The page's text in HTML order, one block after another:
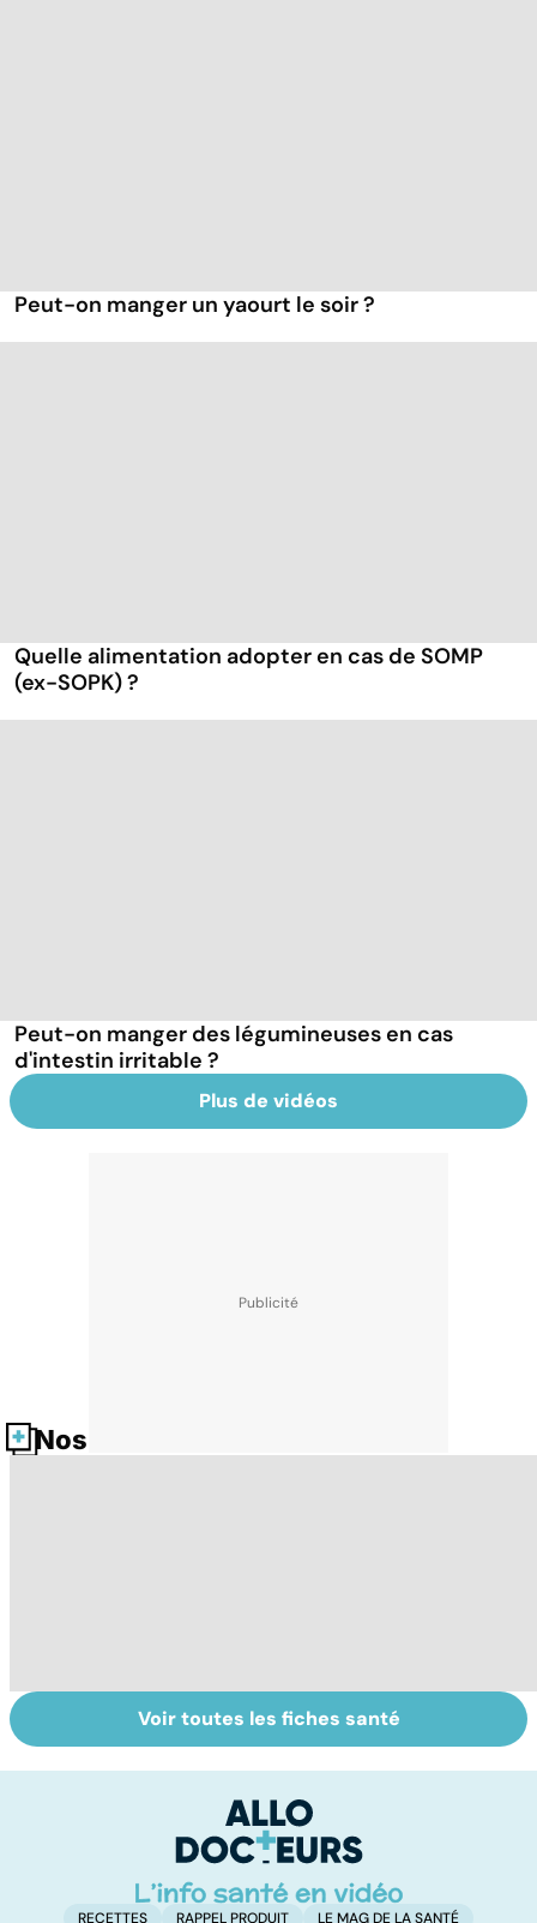
Peut-on manger un yaourt le soir ?
Quelle alimentation adopter en cas de SOMP
(ex-SOPK) ?
Peut-on manger des légumineuses en cas
d'intestin irritable ?
Plus de vidéos
Nos fiches santé
Tout savoir sur
les infections
Inflammation des
amygdales : que
d'angine ?
Voir toutes les fiches santé
RECETTES RAPPEL PRODUIT LE MAG DE LA SANTÉ